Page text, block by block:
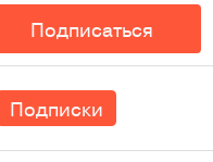
Подписаться
Подписки